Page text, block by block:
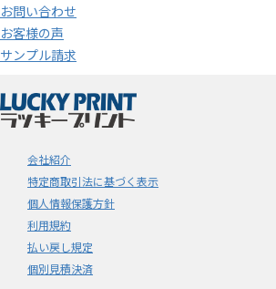
お問い合わせ
お客様の声
サンプル請求
会社紹介
特定商取引法に基づく表示
個人情報保護方針
利用規約
払い戻し規定
個別見積決済